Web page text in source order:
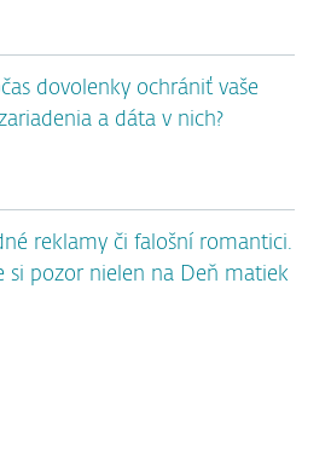
dovolenky ochrániť vaše
a dáta v nich?
reklamy či falošní romantici.
si pozor nielen na Deň matiek